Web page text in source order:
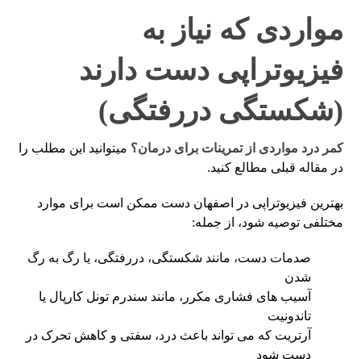
مواردی که نیاز به
فیزیوتراپی دست دارند
(شکستگی دررفتگی)
کمر درد مواردی از تمرینات برای درمان؟ میتوانید این مطلب را
در مقاله قبلی مطالع کنید.
بهترین فیزیوتراپی در اصفهان دست ممکن است برای موارد
مختلفی توصیه شود، از جمله:
صدمات دست، مانند شکستگی، دررفتگی، یا رگ به رگ
شدن
آسیب های فشاری مکرر، مانند سندرم تونل کارپال یا
تاندونیت
آرتریت که می تواند باعث درد، سفتی و کاهش تحرک در
دست شود